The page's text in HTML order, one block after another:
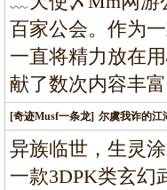
百家公会。作为
一直将精力放在
献了数次内容丰
[奇迹Musf一条龙] 尔虞我诈的江
异族临世，生灵
一款3DPK类玄幻